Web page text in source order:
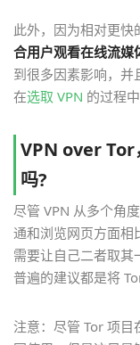
此外，因为相对更快
合用户观看在线流
到很多因素影响，并
在选取 VPN 的过程
VPN over Tor
吗?
尽管 VPN 从多个角
通和浏览网页方面相
需要让自己二者取其
普遍的建议都是将
注意：尽管 Tor 项